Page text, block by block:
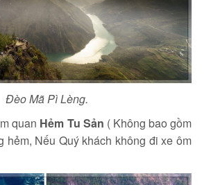
Đèo Mã Pì Lèng.
quan Hẻm Tu Sản ( Không bao gồm
hẻm, Nếu Quý khách không đi xe ôm